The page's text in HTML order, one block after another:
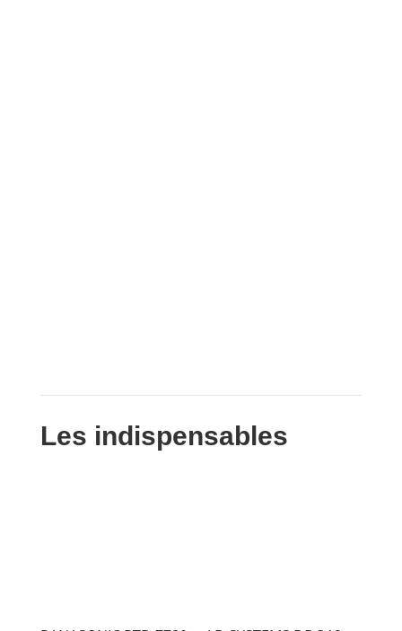
Les indispensables